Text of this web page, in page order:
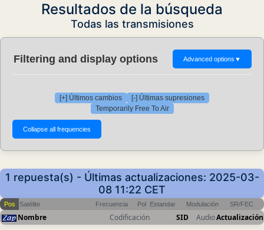
Resultados de la búsqueda
Todas las transmisiones
Filtering and display options Advanced options ▼
[+] Últimos cambios
[-] Últimas supresiones
Temporarily Free To Air
1 repuesta(s) - Últimas actualizaciones: 2025-03-
08 11:22 CET
Pos Satélite Frecuencia Pol Estandar Modulación SR/FEC
Nombre Codificación SID AudioActualización